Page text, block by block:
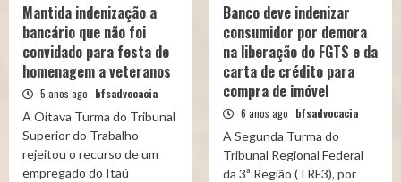
Mantida indenização a
bancário que não foi
convidado para festa de
homenagem a veteranos
5 anos ago bfsadvocacia
A Oitava Turma do Tribunal
Superior do Trabalho
rejeitou o recurso de um
empregado do Itaú
Banco deve indenizar
consumidor por demora
na liberação do FGTS e da
carta de crédito para
compra de imóvel
6 anos ago bfsadvocacia
A Segunda Turma do
Tribunal Regional Federal
da 3ª Região (TRF3), por